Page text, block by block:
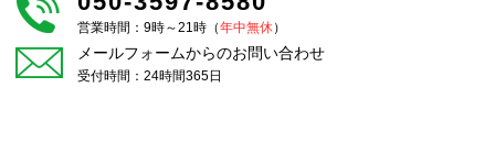
営業時間：9時～21時（年中無休）
メールフォームからのお問い合わせ
受付時間：24時間365日